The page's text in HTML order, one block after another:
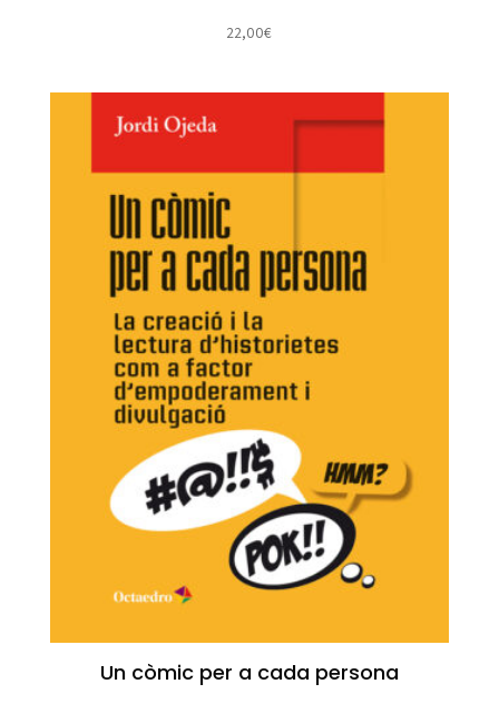
22,00€
Un còmic per a cada persona